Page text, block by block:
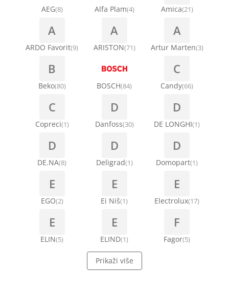
AEG(8) Alfa Plam(4) Amica(21)
A
ARDO Favorit(9)
A
ARISTON(71)
A
Artur Marten(3)
B
Beko(80) BOSCH(84)
C
Candy(66)
C
Copreci(1)
D
Danfoss(30)
D
DE LONGHI(1)
D
DE.NA(8)
D
Deligrad(1)
D
Domopart(1)
E
EGO(2)
E
Ei Niš(1)
E
Electrolux(17)
E
ELIN(5)
E
ELIND(1)
F
Fagor(5)
Prikaži više